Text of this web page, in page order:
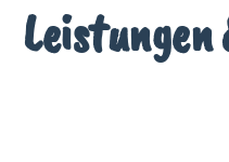
Leistungen